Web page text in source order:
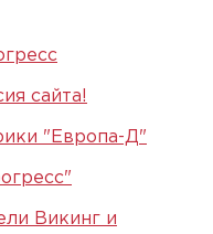
сайта!
"Европа-Д"
Викинг и